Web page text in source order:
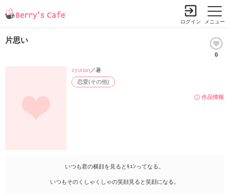
メニュー
ログイン
片思い
0
作品情報
恋愛(その他)
zyurian／著
いつも君の横顔を見るとｷｭﾝってなる。
いつもそのくしゃくしゃの笑顔見ると笑顔になる。